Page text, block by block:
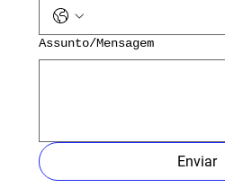
Assunto/Mensagem
Enviar